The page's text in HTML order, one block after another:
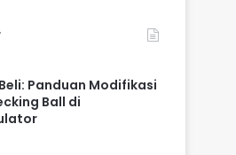
Panduan Modifikasi
Ball di